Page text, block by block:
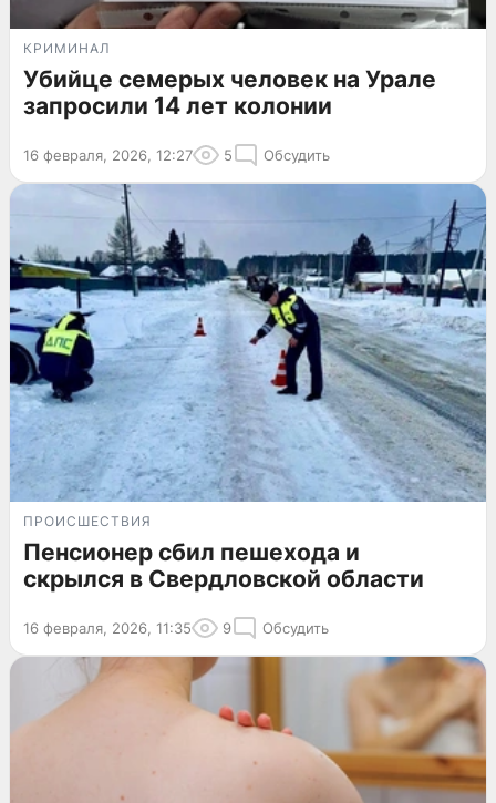
КРИМИНАЛ
Убийце семерых человек на Урале
запросили 14 лет колонии
16 февраля, 2026, 12:27 5 Обсудить
ПРОИСШЕСТВИЯ
Пенсионер сбил пешехода и
скрылся в Свердловской области
16 февраля, 2026, 11:35 9 Обсудить